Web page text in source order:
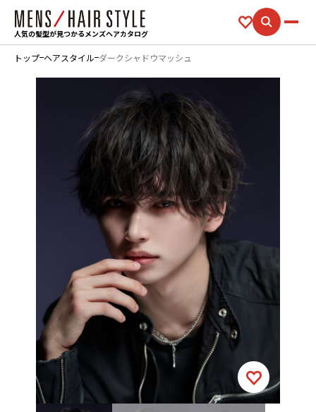
人気の髪型が見つかるメンズヘアカタログ
トップ ヘアスタイル ダークシャドウマッシュ